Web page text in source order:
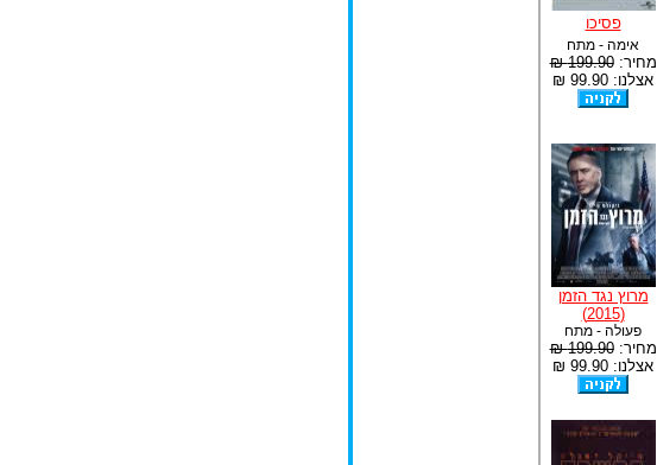
פסיכו
אימה - מתח
מחיר:199.90 ₪
אצלנו: 99.90 ₪
מרוץ נגד הזמן
(2015)
פעולה - מתח
מחיר:199.90 ₪
אצלנו: 99.90 ₪